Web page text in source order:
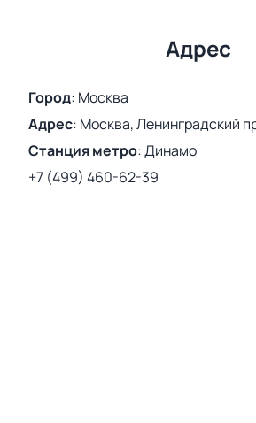
Адрес
Город: Москва
Адрес: Москва, Ленинградский
Станция метро:Динамо
+7 (499) 460-62-39